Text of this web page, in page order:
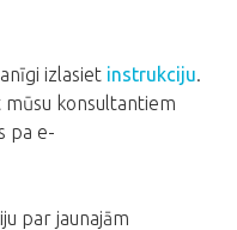
izlasiet instrukciju.
mūsu konsultantiem
pa e-
par jaunajām